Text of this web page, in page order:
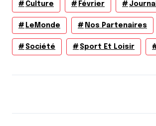
Culture Février Journal
LeMonde Nos Partenaires
Société Sport Et Loisir